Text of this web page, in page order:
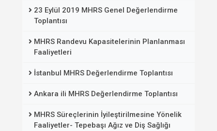
23 Eylül 2019 MHRS Genel Değerlendirme
Toplantısı
MHRS Randevu Kapasitelerinin Planlanması
Faaliyetleri
İstanbul MHRS Değerlendirme Toplantısı
Ankara ili MHRS Değerlendirme Toplantısı
MHRS Süreçlerinin İyileştirilmesine Yönelik
Faaliyetler- Tepebaşı Ağız ve Diş Sağlığı